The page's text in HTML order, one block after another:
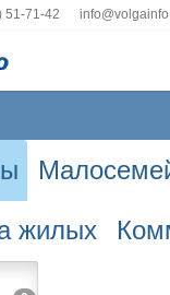
51-71-42
жилых